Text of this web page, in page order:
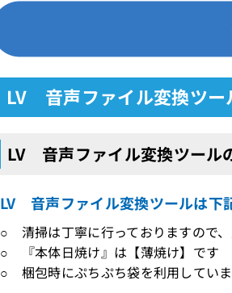
LV 音声ファイル変換ツー
LV 音声ファイル変換ツール
LV 音声ファイル変換ツールは下
○ 清掃は丁寧に行っておりますので
○ 『本体日焼け』は【薄焼け】です
○ 梱包時にぷちぷち袋を利用してい